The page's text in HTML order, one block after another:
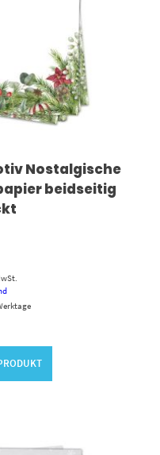
Nostalgische
beidseitig